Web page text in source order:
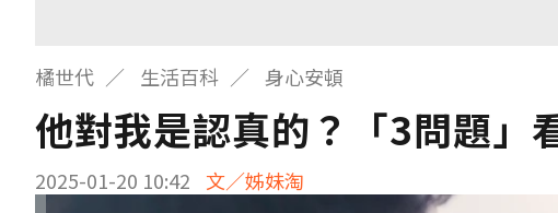
橘世代 生活百科 身心安頓
他對我是認真的？「3問題」
2025-01-20 10:42 文／姊妹淘